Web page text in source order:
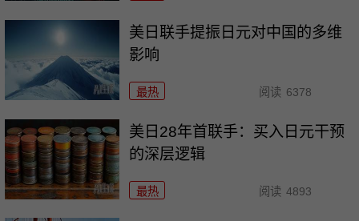
美日联手提振日元对中国的多维
影响
最热 阅读 6378
美日28年首联手：买入日元干预
的深层逻辑
最热 阅读 4893